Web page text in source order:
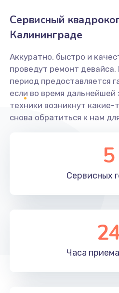
Сервисный
Калининграде
Аккуратно, быстро и
проведут ремонт
период предоставляется
если во время дальнейшей
техники возникнут
снова обратиться к нам
5
Сервисных
Часа приема